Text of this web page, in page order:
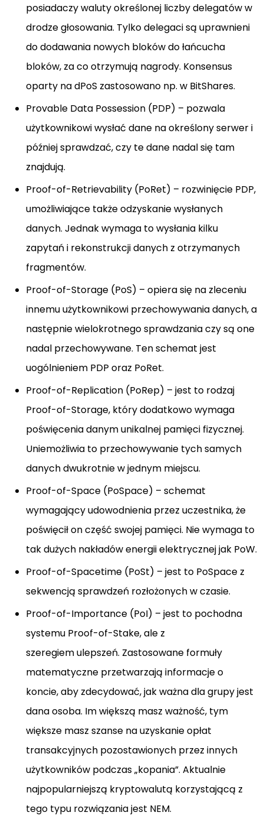
posiadaczy waluty określonej liczby delegatów w
drodze głosowania. Tylko delegaci są uprawnieni
do dodawania nowych bloków do łańcucha
bloków, za co otrzymują nagrody. Konsensus
oparty na dPoS zastosowano np. w BitShares.
Provable Data Possession (PDP) – pozwala
użytkownikowi wysłać dane na określony serwer i
później sprawdzać, czy te dane nadal się tam
znajdują.
Proof-of-Retrievability (PoRet) – rozwinięcie PDP,
umożliwiające także odzyskanie wysłanych
danych. Jednak wymaga to wysłania kilku
zapytań i rekonstrukcji danych z otrzymanych
fragmentów.
Proof-of-Storage (PoS) – opiera się na zleceniu
innemu użytkownikowi przechowywania danych, a
następnie wielokrotnego sprawdzania czy są one
nadal przechowywane. Ten schemat jest
uogólnieniem PDP oraz PoRet.
Proof-of-Replication (PoRep) – jest to rodzaj
Proof-of-Storage, który dodatkowo wymaga
poświęcenia danym unikalnej pamięci fizycznej.
Uniemożliwia to przechowywanie tych samych
danych dwukrotnie w jednym miejscu.
Proof-of-Space (PoSpace) – schemat
wymagający udowodnienia przez uczestnika, że
poświęcił on część swojej pamięci. Nie wymaga to
tak dużych nakładów energii elektrycznej jak PoW.
Proof-of-Spacetime (PoSt) – jest to PoSpace z
sekwencją sprawdzeń rozłożonych w czasie.
Proof-of-Importance (PoI) – jest to pochodna
systemu Proof-of-Stake, ale z
szeregiem ulepszeń. Zastosowane formuły
matematyczne przetwarzają informacje o
koncie, aby zdecydować, jak ważna dla grupy jest
dana osoba. Im większą masz ważność, tym
większe masz szanse na uzyskanie opłat
transakcyjnych pozostawionych przez innych
użytkowników podczas „kopania”. Aktualnie
najpopularniejszą kryptowalutą korzystającą z
tego typu rozwiązania jest NEM.